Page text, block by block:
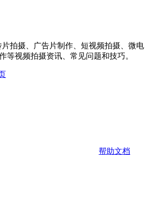
拍摄、广告片制作、短视频拍摄、微电
等视频拍摄资讯、常见问题和技巧。
帮助文档